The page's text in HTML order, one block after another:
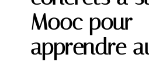
Mooc pour
apprendre